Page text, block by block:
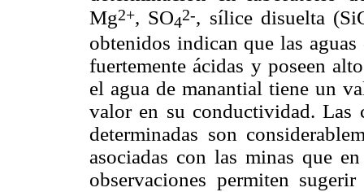
Mg2+, SO42-, sílice disuelta
obtenidos indican que las
fuertemente ácidas y poseen
el agua de manantial tiene un
valor en su conductividad. Las
determinadas son
asociadas con las minas que
observaciones permiten